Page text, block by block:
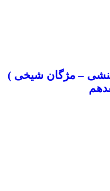
منشی – مژگان شیخی )